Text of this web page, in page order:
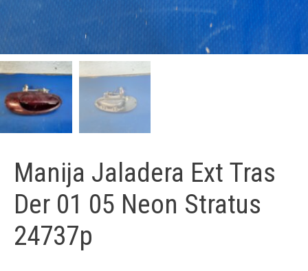
Manija Jaladera Ext Tras
Der 01 05 Neon Stratus
24737p